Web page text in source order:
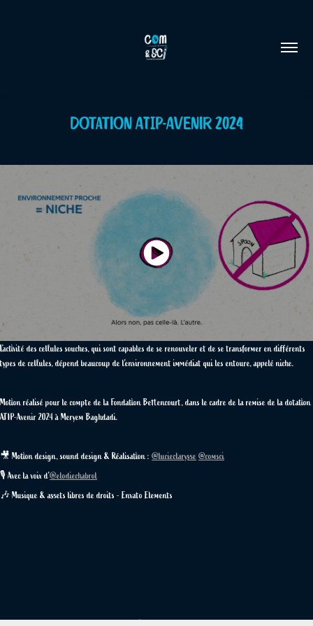
Dotation ATIP-Avenir 2024
L’activité des cellules souches, qui sont capables de se renouveler et de se transformer en différents
types de cellules, dépend beaucoup de l'environnement immédiat qui les entoure, appelé niche.
Motion réalisé pour le compte de la Fondation Bettencourt, dans le cadre de la remise de la dotation
ATIP-Avenir 2024 à Meryem Baghdadi.
🎥 Motion design, sound design & Réalisation : @lucieclarysse@comsci
🎙 Avec la voix d'@elodiechabrol
🎶 Musique & assets libres de droits - Envato Elements